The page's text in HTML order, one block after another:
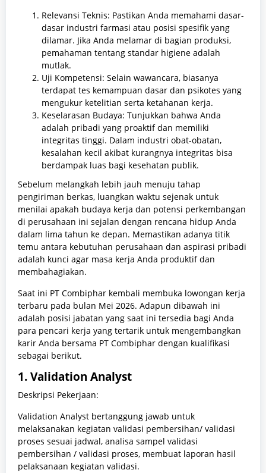
Relevansi Teknis: Pastikan Anda memahami dasar-
dasar industri farmasi atau posisi spesifik yang
dilamar. Jika Anda melamar di bagian produksi,
pemahaman tentang standar higiene adalah
mutlak.
Uji Kompetensi: Selain wawancara, biasanya
terdapat tes kemampuan dasar dan psikotes yang
mengukur ketelitian serta ketahanan kerja.
Keselarasan Budaya: Tunjukkan bahwa Anda
adalah pribadi yang proaktif dan memiliki
integritas tinggi. Dalam industri obat-obatan,
kesalahan kecil akibat kurangnya integritas bisa
berdampak luas bagi kesehatan publik.
Sebelum melangkah lebih jauh menuju tahap
pengiriman berkas, luangkan waktu sejenak untuk
menilai apakah budaya kerja dan potensi perkembangan
di perusahaan ini sejalan dengan rencana hidup Anda
dalam lima tahun ke depan. Memastikan adanya titik
temu antara kebutuhan perusahaan dan aspirasi pribadi
adalah kunci agar masa kerja Anda produktif dan
membahagiakan.
Saat ini PT Combiphar kembali membuka lowongan kerja
terbaru pada bulan Mei 2026. Adapun dibawah ini
adalah posisi jabatan yang saat ini tersedia bagi Anda
para pencari kerja yang tertarik untuk mengembangkan
karir Anda bersama PT Combiphar dengan kualifikasi
sebagai berikut.
1. Validation Analyst
Deskripsi Pekerjaan:
Validation Analyst bertanggung jawab untuk
melaksanakan kegiatan validasi pembersihan/ validasi
proses sesuai jadwal, analisa sampel validasi
pembersihan / validasi proses, membuat laporan hasil
pelaksanaan kegiatan validasi.